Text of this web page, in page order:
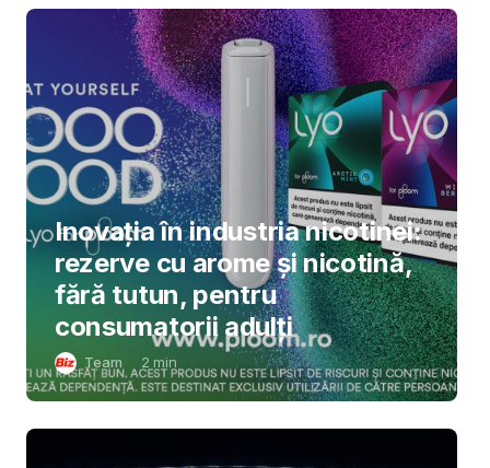
Inovația în industria nicotinei:
rezerve cu arome și nicotină,
fără tutun, pentru
consumatorii adulți
Team 2 min